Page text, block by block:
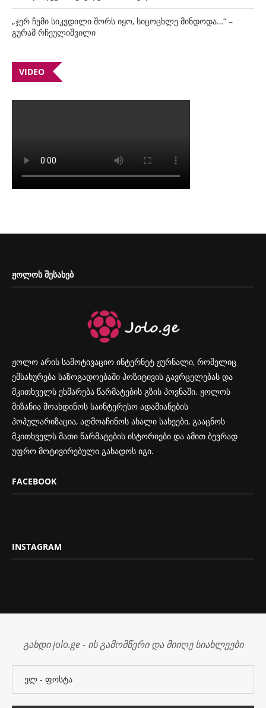
„ჯერ ჩემი სიკვდილი შორს იყო, სიცოცხლე მინდოდა…“ –
გურამ რჩეულიშვილი
VIDEO
ᲟᲝᲚᲝᲡ ᲨᲔᲡᲐᲮᲔᲑ
ჟოლო არის სამოტივაციო ინტერნეტ ჟურნალი, რომელიც
ემსახურება საზოგადოებაში პოზიტივის გავრცელებას და
მკითხველს ეხმარება წარმატების გზის პოვნაში. ჟოლოს
მიზანია მოახდინოს საინტერესო ადამიანების
პოპულარიზაცია, აღმოაჩინოს ახალი სახეები, გააცნოს
მკითხველს მათი წარმატების ისტორიები და ამით ბევრად
უფრო მოტივირებული გახადოს იგი.
FACEBOOK
INSTAGRAM
გახდი jolo.ge - ის გამომწერი და მიიღე სიახლეები